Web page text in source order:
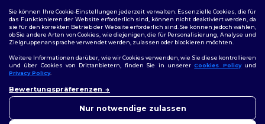
Stuttgart | Düsseldorf| Bremen
Sie können Ihre Cookie-Einstellungen jederzeit verwalten. Essenzielle Cookies, die für
das Funktionieren der Website erforderlich sind, können nicht deaktiviert werden, da
sie für den korrekten Betrieb der Website erforderlich sind. Sie können jedoch wählen,
ob Sie andere Arten von Cookies, wie diejenigen, die für Personalisierung, Analyse und
Zielgruppenansprache verwendet werden, zulassen oder blockieren möchten.
Weitere Informationen darüber, wie wir Cookies verwenden, wie Sie diese kontrollieren
und über Cookies von Drittanbietern, finden Sie in unsererCookies Policyund
Privacy Policy.
Bewertungspräferenzen
Nur notwendige zulassen
uns jederzeit kontaktieren.